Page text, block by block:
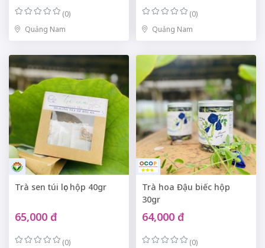
(0)
Quảng Nam
(0)
Quảng Nam
Trà sen túi lọc hộp 40gr
65,000 đ
(0)
Trà hoa Đậu biếc hộp
30gr
64,000 đ
(0)